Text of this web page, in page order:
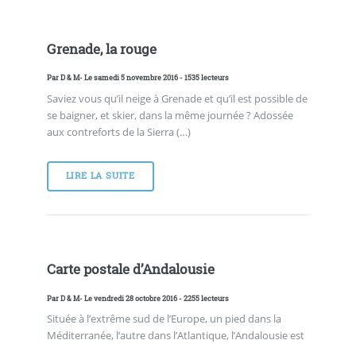
Grenade, la rouge
ParD & M- Le samedi 5 novembre 2016 - 1535 lecteurs
Saviez vous qu’il neige à Grenade et qu’il est possible de
se baigner, et skier, dans la même journée ? Adossée
aux contreforts de la Sierra (…)
LIRE LA SUITE
Carte postale d’Andalousie
ParD & M- Le vendredi 28 octobre 2016 - 2255 lecteurs
Située à l’extrême sud de l’Europe, un pied dans la
Méditerranée, l’autre dans l’Atlantique, l’Andalousie est